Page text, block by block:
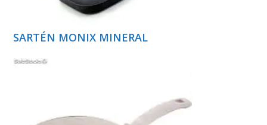
SARTÉN MONIX MINERAL